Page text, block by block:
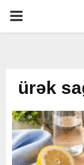
PRIMARY
ürək